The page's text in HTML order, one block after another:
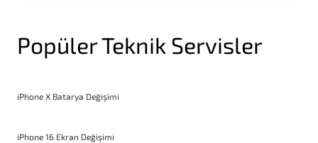
Popüler Teknik Servisler
iPhone X Batarya Değişimi
iPhone 16 Ekran Değişimi